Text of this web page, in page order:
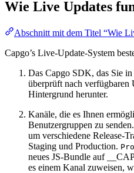
Wie Live Updates
Abschnitt mit dem Titel “Wie
Capgo’s Live-Update-System
Das Capgo SDK, das Sie
überprüft nach verfügbaren
Hintergrund herunter.
Kanäle, die es Ihnen
Benutzergruppen zu
um verschiedene Release-
Staging und Production.
neues JS-Bundle auf
es einem Kanal zuweisen,